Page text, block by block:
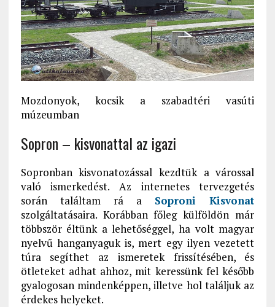
Mozdonyok, kocsik a szabadtéri vasúti
múzeumban
Sopron – kisvonattal az igazi
Sopronban kisvonatozással kezdtük a várossal
való ismerkedést. Az internetes tervezgetés
során találtam rá a Soproni Kisvonat
szolgáltatásaira. Korábban főleg külföldön már
többször éltünk a lehetőséggel, ha volt magyar
nyelvű hanganyaguk is, mert egy ilyen vezetett
túra segíthet az ismeretek frissítésében, és
ötleteket adhat ahhoz, mit keressünk fel később
gyalogosan mindenképpen, illetve hol találjuk az
érdekes helyeket.